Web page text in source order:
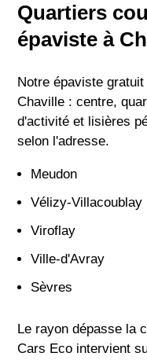
Quartiers
épaviste à
Notre épaviste
Chaville : centre,
d'activité et lisières
selon l'adresse.
Meudon
Vélizy-Villacoublay
Viroflay
Ville-d'Avray
Sèvres
Le rayon dépasse la
Cars Eco intervient